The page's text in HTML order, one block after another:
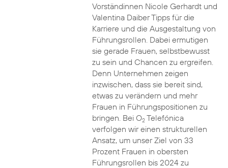
Vorständinnen Nicole Gerhardt und
Valentina Daiber Tipps für die
Karriere und die Ausgestaltung von
Führungsrollen. Dabei ermutigen
sie gerade Frauen, selbstbewusst
zu sein und Chancen zu ergreifen.
Denn Unternehmen zeigen
inzwischen, dass sie bereit sind,
etwas zu verändern und mehr
Frauen in Führungspositionen zu
bringen. Bei O2Telefónica
verfolgen wir einen strukturellen
Ansatz, um unser Ziel von 33
Prozent Frauen in obersten
Führungsrollen bis 2024 zu